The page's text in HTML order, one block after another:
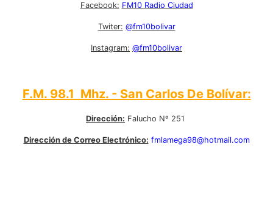
Facebook: FM10 Radio Ciudad
Twiter: @fm10bolivar
Instagram: @fm10bolivar
F.M. 98.1 Mhz. - San Carlos De Bolívar:
Dirección: Falucho Nº 251
Dirección de Correo Electrónico: fmlamega98@hotmail.com